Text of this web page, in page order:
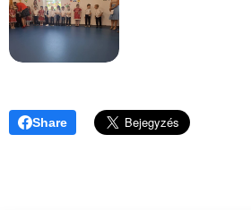
Share